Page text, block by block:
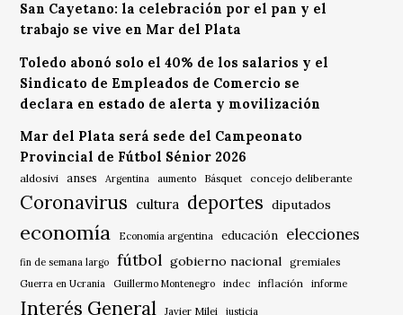
San Cayetano: la celebración por el pan y el
trabajo se vive en Mar del Plata
Toledo abonó solo el 40% de los salarios y el
Sindicato de Empleados de Comercio se
declara en estado de alerta y movilización
Mar del Plata será sede del Campeonato
Provincial de Fútbol Sénior 2026
aldosivi anses Argentina aumento Básquet concejo deliberante
Coronavirus cultura deportes diputados
economía Economía argentina educación elecciones
fin de semana largo fútbol gobierno nacional gremiales
Guerra en Ucrania Guillermo Montenegro indec inflación informe
Interés General Javier Milei justicia